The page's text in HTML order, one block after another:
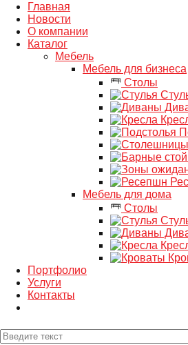
Главная
Новости
О компании
Каталог
Мебель
Мебель для бизнеса
Столы
Мебель для дома
Столы
Портфолио
Услуги
Контакты